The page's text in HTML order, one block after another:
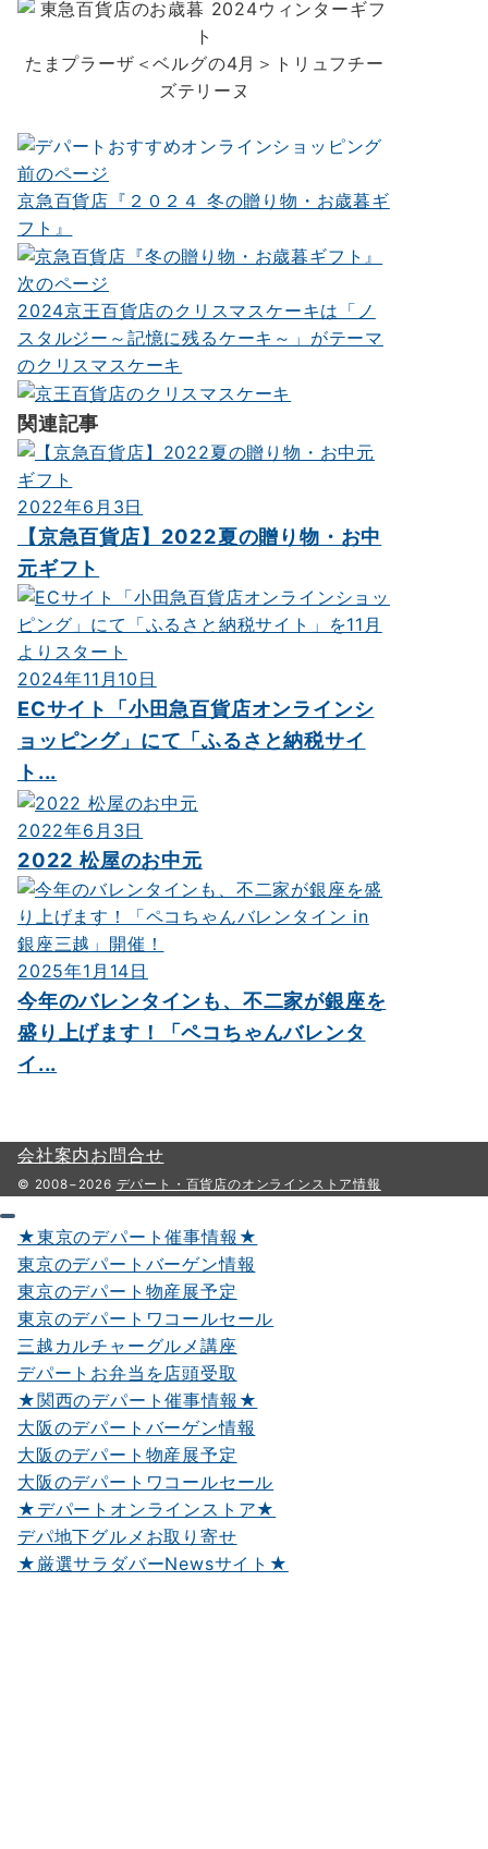
たまプラーザ＜ベルグの4月＞トリュフチー
ズテリーヌ
投
稿
ナ
ビ
ゲ
ー
シ
ョ
ン
前のページ
京急百貨店『２０２４ 冬の贈り物・お歳暮ギ
フト』
次のページ
2024京王百貨店のクリスマスケーキは「ノ
スタルジー～記憶に残るケーキ～」がテーマ
のクリスマスケーキ
関連記事
2022年6月3日
【京急百貨店】2022夏の贈り物・お中
元ギフト
2024年11月10日
ECサイト「小田急百貨店オンラインシ
ョッピング」にて「ふるさと納税サイ
ト...
2022年6月3日
2022 松屋のお中元
2025年1月14日
今年のバレンタインも、不二家が銀座を
盛り上げます！「ペコちゃんバレンタ
イ...
会社案内お問合せ
© 2008−2026 デパート・百貨店のオンラインストア情報
★東京のデパート催事情報★
東京のデパートバーゲン情報
東京のデパート物産展予定
東京のデパートワコールセール
三越カルチャーグルメ講座
デパートお弁当を店頭受取
★関西のデパート催事情報★
大阪のデパートバーゲン情報
大阪のデパート物産展予定
大阪のデパートワコールセール
★デパートオンラインストア★
デパ地下グルメお取り寄せ
★厳選サラダバーNewsサイト★